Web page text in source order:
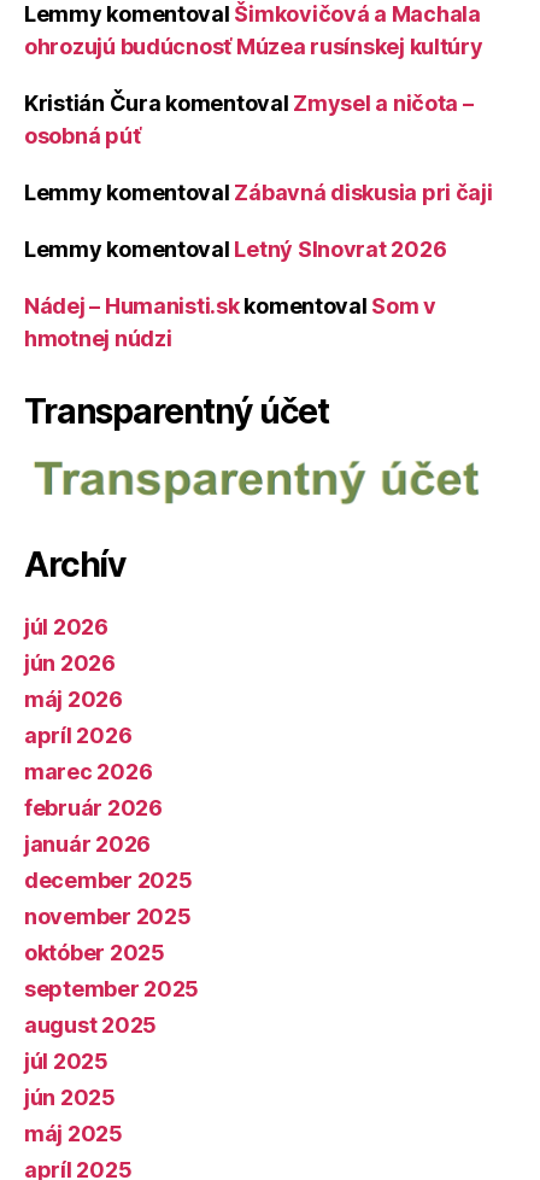
Lemmy komentoval Šimkovičová a Machala
ohrozujú budúcnosť Múzea rusínskej kultúry
Kristián Čura komentoval Zmysel a ničota –
osobná púť
Lemmy komentoval Zábavná diskusia pri čaji
Lemmy komentoval Letný Slnovrat 2026
Nádej – Humanisti.skkomentoval Som v
hmotnej núdzi
Transparentný účet
Archív
júl 2026
jún 2026
máj 2026
apríl 2026
marec 2026
február 2026
január 2026
december 2025
november 2025
október 2025
september 2025
august 2025
júl 2025
jún 2025
máj 2025
apríl 2025